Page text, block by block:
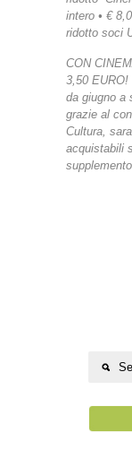
intero • €
ridotto soci
CON
3,50 EURO!
da giugno a
grazie al
Cultura,
acquistabili